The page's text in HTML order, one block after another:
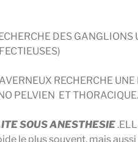
DES
RECHERCHE
PELVIEN ET
SOUS ANESTHESIE
le plus souvent, mais